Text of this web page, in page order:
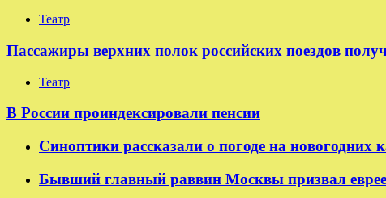
Театр
Пассажиры верхних полок российских поездов
Театр
В России проиндексировали пенсии
Синоптики рассказали о погоде на новогодних
Бывший главный раввин Москвы призвал